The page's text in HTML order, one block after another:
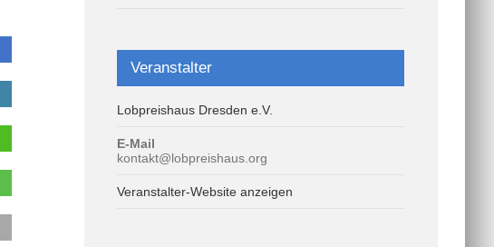
Veranstalter
Lobpreishaus Dresden e.V.
E-Mail
kontakt@lobpreishaus.org
Veranstalter-Website anzeigen